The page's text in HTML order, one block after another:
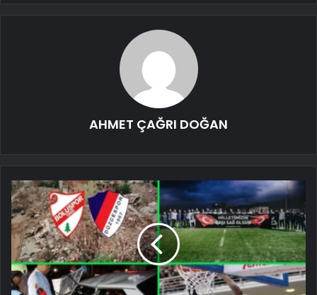
AHMET ÇAĞRI DOĞAN